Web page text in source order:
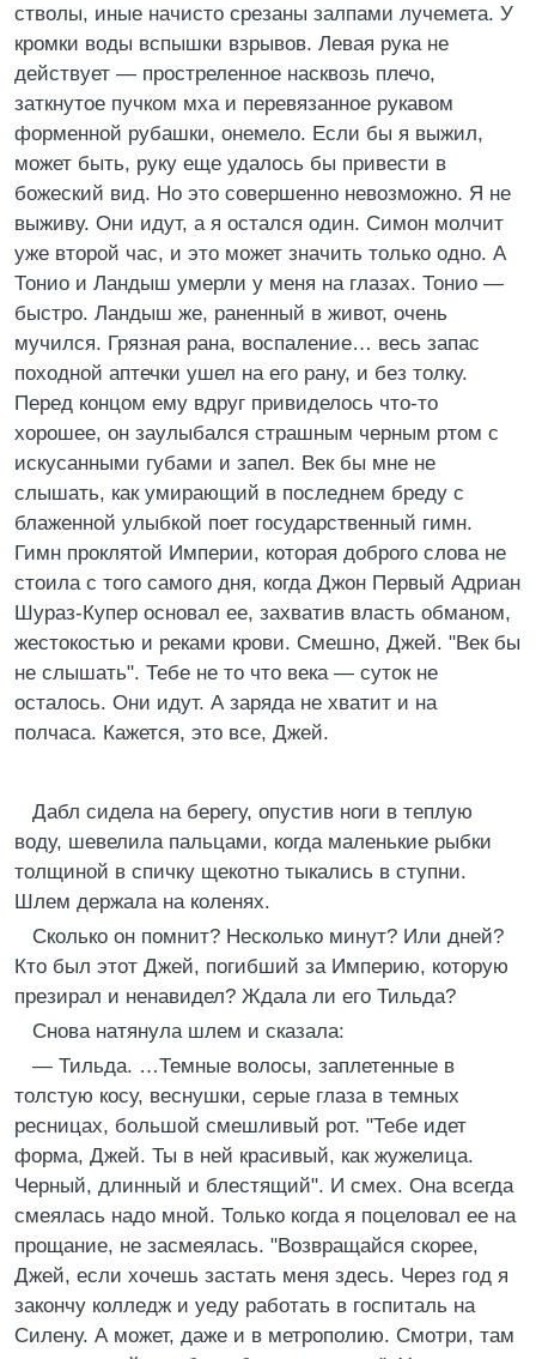
стволы, иные начисто срезаны залпами лучемета. У
кромки воды вспышки взрывов. Левая рука не
действует — простреленное насквозь плечо,
заткнутое пучком мха и перевязанное рукавом
форменной рубашки, онемело. Если бы я выжил,
может быть, руку еще удалось бы привести в
божеский вид. Но это совершенно невозможно. Я не
выживу. Они идут, а я остался один. Симон молчит
уже второй час, и это может значить только одно. А
Тонио и Ландыш умерли у меня на глазах. Тонио —
быстро. Ландыш же, раненный в живот, очень
мучился. Грязная рана, воспаление… весь запас
походной аптечки ушел на его рану, и без толку.
Перед концом ему вдруг привиделось что-то
хорошее, он заулыбался страшным черным ртом с
искусанными губами и запел. Век бы мне не
слышать, как умирающий в последнем бреду с
блаженной улыбкой поет государственный гимн.
Гимн проклятой Империи, которая доброго слова не
стоила с того самого дня, когда Джон Первый Адриан
Шураз-Купер основал ее, захватив власть обманом,
жестокостью и реками крови. Смешно, Джей. "Век бы
не слышать". Тебе не то что века — суток не
осталось. Они идут. А заряда не хватит и на
полчаса. Кажется, это все, Джей.
Дабл сидела на берегу, опустив ноги в теплую
воду, шевелила пальцами, когда маленькие рыбки
толщиной в спичку щекотно тыкались в ступни.
Шлем держала на коленях.
Сколько он помнит? Несколько минут? Или дней?
Кто был этот Джей, погибший за Империю, которую
презирал и ненавидел? Ждала ли его Тильда?
Снова натянула шлем и сказала:
— Тильда. …Темные волосы, заплетенные в
толстую косу, веснушки, серые глаза в темных
ресницах, большой смешливый рот. "Тебе идет
форма, Джей. Ты в ней красивый, как жужелица.
Черный, длинный и блестящий". И смех. Она всегда
смеялась надо мной. Только когда я поцеловал ее на
прощание, не засмеялась. "Возвращайся скорее,
Джей, если хочешь застать меня здесь. Через год я
закончу колледж и уеду работать в госпиталь на
Силену. А может, даже и в метрополию. Смотри, там